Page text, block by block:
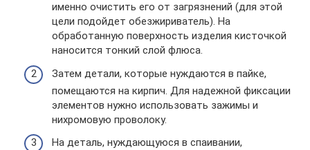
именно очистить его от загрязнений (для этой
цели подойдет обезжириватель). На
обработанную поверхность изделия кисточкой
наносится тонкий слой флюса.
Затем детали, которые нуждаются в пайке,
помещаются на кирпич. Для надежной фиксации
элементов нужно использовать зажимы и
нихромовую проволоку.
На деталь, нуждающуюся в спаивании,